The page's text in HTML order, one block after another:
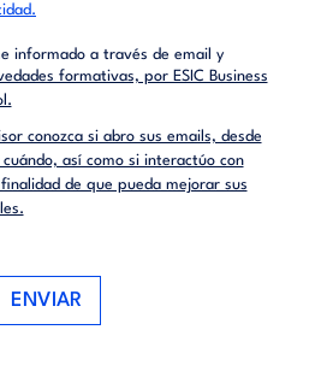
informado a través de email y
formativas, por ESIC Business
conozca si abro sus emails, desde
así como si interactúo con
de que pueda mejorar sus
ENVIAR